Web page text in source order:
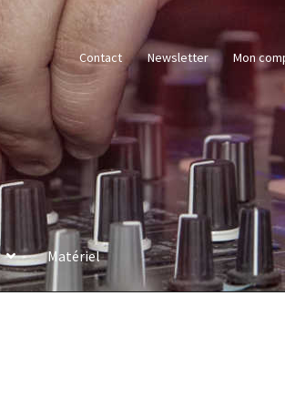
Contact Newsletter Mon
Matériel